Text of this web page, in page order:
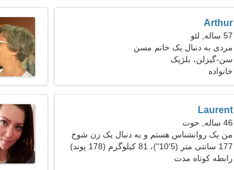
Arthur
57 ساله, لئو
مردی به دنبال یک خانم مسن
سن-گیزلن، بلژیک
خانواده
Laurent
46 ساله, حوت
من یک روانشناس هستم و به دنبال یک زن شوخ
طبع هستم
177 سانتی متر (5'10")، 81 کیلوگرم (178 پوند)
رابطه کوتاه مدت